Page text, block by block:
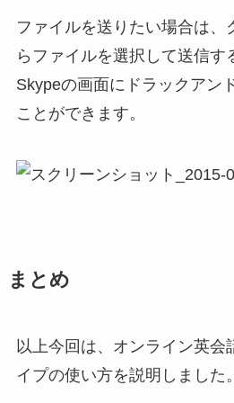
ファイルを送りたい場合は、
らファイルを選択して送信す
Skypeの画面にドラックアン
ことができます。
まとめ
以上今回は、オンライン英会
イプの使い方を説明しました。